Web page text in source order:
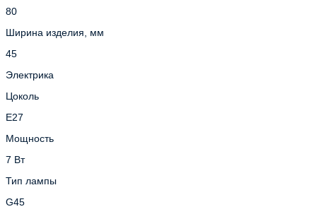
80
Ширина изделия, мм
45
Электрика
Цоколь
E27
Мощность
7 Вт
Тип лампы
G45